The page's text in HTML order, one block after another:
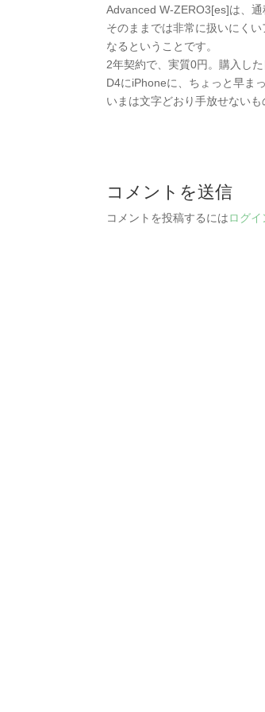
Advanced W-ZERO3[es]は、通
そのままでは非常に扱いにく
なるということです。
2年契約で、実質0円。購入し
D4にiPhoneに、ちょっと早ま
いまは文字どおり手放せないも
コメントを送信
コメントを投稿するにはログイ